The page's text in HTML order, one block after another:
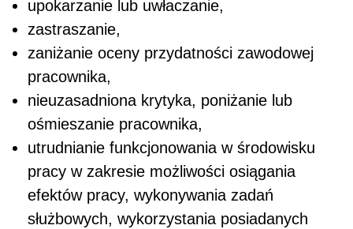
upokarzanie lub uwłaczanie,
zastraszanie,
zaniżanie oceny przydatności zawodowej
pracownika,
nieuzasadniona krytyka, poniżanie lub
ośmieszanie pracownika,
utrudnianie funkcjonowania w środowisku
pracy w zakresie możliwości osiągania
efektów pracy, wykonywania zadań
służbowych, wykorzystania posiadanych